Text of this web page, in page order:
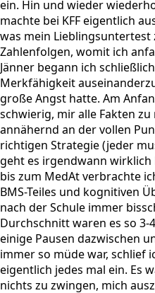
ein. Hin und wieder
machte bei KFF eigentlich
was mein Lieblingsuntertest
Zahlenfolgen, womit ich
Jänner begann ich
Merkfähigkeit
große Angst hatte. Am
schwierig, mir alle Fakten
annähernd an der vollen
richtigen Strategie (jeder
geht es irgendwann
bis zum MedAt verbrachte
BMS-Teiles und kognitiven
nach der Schule immer
Durchschnitt waren es so 3-
einige Pausen dazwischen
immer so müde war, schlief
eigentlich jedes mal ein. Es
nichts zu zwingen, mich